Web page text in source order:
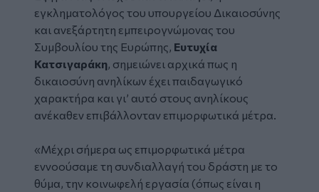
εγκληματολόγος του υπουργείου Δικαιοσύνης
και ανεξάρτητη εμπειρογνώμονας του
Συμβουλίου της Ευρώπης, Ευτυχία
Κατσιγαράκη, σημειώνει αρχικά πως η
δικαιοσύνη ανηλίκων έχει παιδαγωγικό
χαρακτήρα και γι’ αυτό στους ανηλίκους
ανέκαθεν επιβάλλονταν επιμορφωτικά μέτρα.
«Μέχρι σήμερα ως επιμορφωτικά μέτρα
εννοούσαμε τη συνδιαλλαγή του δράστη με το
θύμα, την κοινωφελή εργασία (όπως είναι η